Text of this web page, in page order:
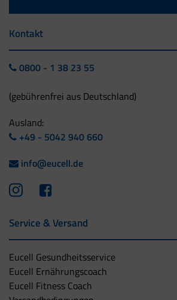
Kontakt
0800 - 1 38 23 55
(gebührenfrei aus Deutschland)
Ausland:
+49 - 5042 940 660
info@eucell.de
Service & Versand
Eucell Gesundheitsservice
Eucell Ernährungscoach
Eucell Fitness Coach